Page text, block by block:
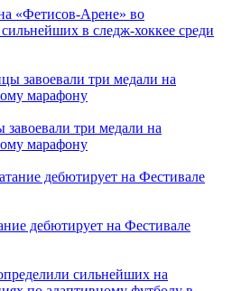
«Фетисов-Арене» во
в следж-хоккее среди
три медали на
марафону
дебютирует на Фестивале